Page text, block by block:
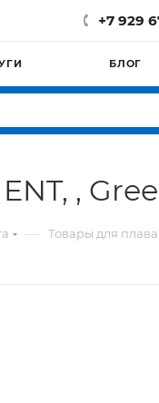
+7 929
БЛОГ
,
— Товары для